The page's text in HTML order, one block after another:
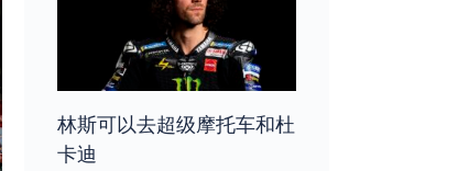
林斯可以去超级摩托车和杜
卡迪